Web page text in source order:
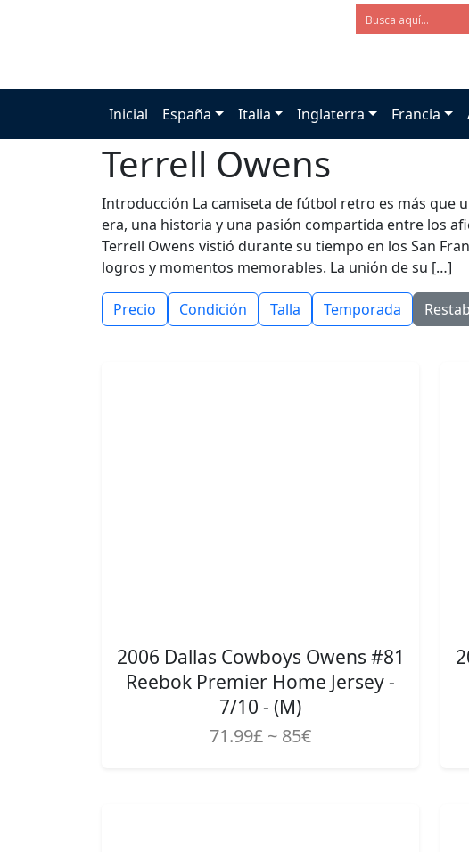
Inicial España Italia Inglaterra Francia
Terrell Owens
Introducción La camiseta de fútbol retro es más que
era, una historia y una pasión compartida entre los
Terrell Owens vistió durante su tiempo en los San
logros y momentos memorables. La unión de su […]
Precio Condición Talla Temporada
2006 Dallas Cowboys Owens #81
Reebok Premier Home Jersey -
7/10 - (M)
71.99£ ~ 85€